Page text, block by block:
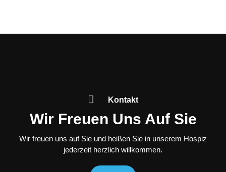
Kontakt
Wir Freuen Uns Auf Sie
Wir freuen uns auf Sie und heißen Sie in unserem Hospiz
jederzeit herzlich willkommen.